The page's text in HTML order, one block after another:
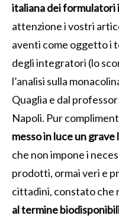
italiana dei
attenzione i vostri
aventi come oggetto i
degli integratori (lo
l’analisi sulla
Quaglia e dal
Napoli. Pur
messo in luce un
che non impone i
prodotti, ormai veri e
cittadini, constato che
al termine